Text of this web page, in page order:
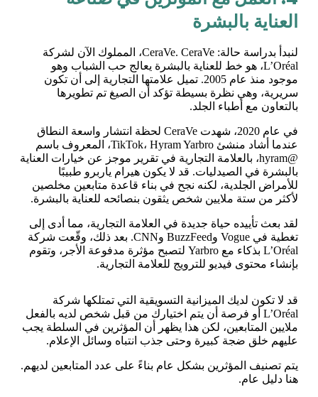
العناية بالبشرة
لنبدأ بدراسة حالة: CeraVe. CeraVe، المملوك الآن لشركة
L’Oréal، هو خط للعناية بالبشرة يعالج حب الشباب وهو
موجود منذ عام 2005. تميل علامتها التجارية إلى أن تكون
سريرية، وهي نظرة بسيطة تؤكد أن الصيغ تم تطويرها
بالتعاون مع أطباء الجلد.
في عام 2020، شهدت CeraVe لحظة انتشار واسعة النطاق
عندما أشاد منشئ TikTok، Hyram Yarbro، المعروف باسم
@hyram، بالعلامة التجارية في تقرير موجز عن خيارات العناية
بالبشرة في الصيدليات. قد لا يكون هيرام ياربرو طبيبًا
للأمراض الجلدية، لكنه نجح في بناء قاعدة متابعين مخلصين
لأكثر من ستة ملايين شخص يثقون بنصائحه للعناية بالبشرة.
لقد بعث تأييده حياة جديدة في العلامة التجارية، مما أدى إلى
تغطية في Vogue وBuzzFeed وCNN. بعد ذلك، وقّعت شركة
L’Oréal بذكاء مع Yarbro لتصبح مؤثرة مدفوعة الأجر، وتقوم
بإنشاء محتوى فيديو للترويج للعلامة التجارية.
قد لا تكون لديك الميزانية التسويقية التي تمتلكها شركة
L’Oréal أو فرصة أن يتم اختيارك من قبل شخص لديه بالفعل
ملايين المتابعين، لكن هذا يظهر أن المؤثرين في السلطة يجب
عليهم خلق ضجة كبيرة وحتى جذب انتباه وسائل الإعلام.
يتم تصنيف المؤثرين بشكل عام بناءً على عدد المتابعين لديهم.
هنا دليل عام.